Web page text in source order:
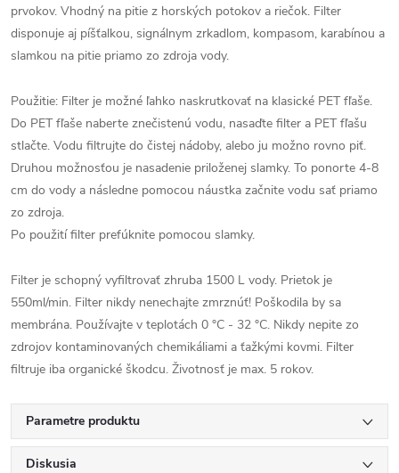
prvokov. Vhodný na pitie z horských potokov a riečok. Filter
disponuje aj píšťalkou, signálnym zrkadlom, kompasom, karabínou a
slamkou na pitie priamo zo zdroja vody.
Použitie: Filter je možné ľahko naskrutkovať na klasické PET fľaše.
Do PET fľaše naberte znečistenú vodu, nasaďte filter a PET fľašu
stlačte. Vodu filtrujte do čistej nádoby, alebo ju možno rovno piť.
Druhou možnosťou je nasadenie priloženej slamky. To ponorte 4-8
cm do vody a následne pomocou náustka začnite vodu sať priamo
zo zdroja.
Po použití filter prefúknite pomocou slamky.
Filter je schopný vyfiltrovať zhruba 1500 L vody. Prietok je
550ml/min. Filter nikdy nenechajte zmrznúť! Poškodila by sa
membrána. Používajte v teplotách 0 °C - 32 °C. Nikdy nepite zo
zdrojov kontaminovaných chemikáliami a ťažkými kovmi. Filter
filtruje iba organické škodcu. Životnosť je max. 5 rokov.
Parametre produktu
Diskusia